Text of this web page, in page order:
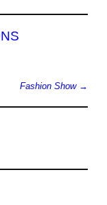
Fashion Show →